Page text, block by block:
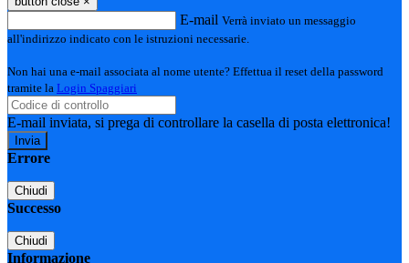
E-mail Verrà inviato un messaggio
all'indirizzo indicato con le istruzioni necessarie.
Non hai una e-mail associata al nome utente? Effettua il reset della password
tramite la Login Spaggiari
E-mail inviata, si prega di controllare la casella di posta elettronica!
Errore
Chiudi
Successo
Chiudi
Informazione